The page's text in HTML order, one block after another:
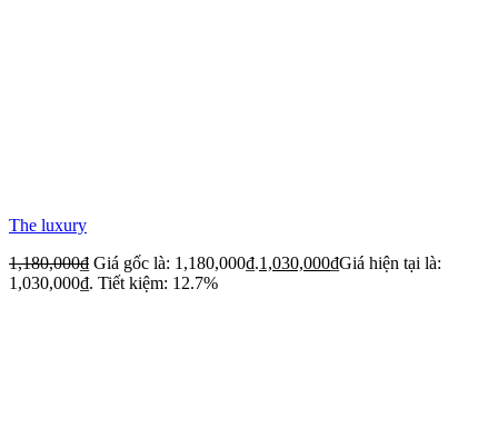
The luxury
1,180,000₫ Giá gốc là: 1,180,000₫.1,030,000₫Giá hiện tại là:
1,030,000₫. Tiết kiệm: 12.7%